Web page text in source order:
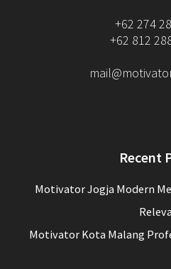
+62 274
+62 812
Recent
Motivator Jogja Modern
Motivator Kota Malang